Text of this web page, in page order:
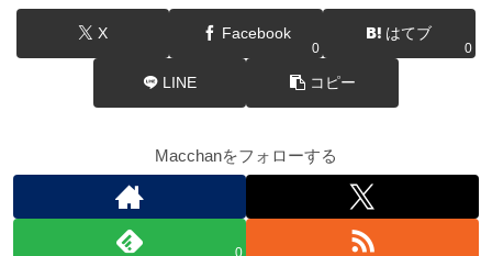
X Facebook
0
はてブ
0
LINE コピー
Macchanをフォローする
0